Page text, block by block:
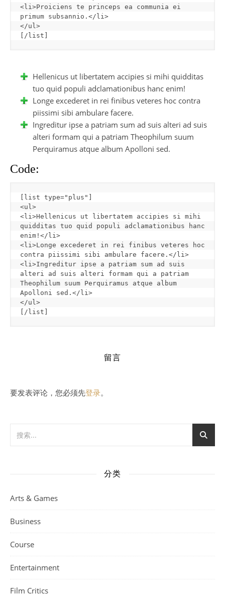
<li>Proiciens te princeps ea communia ei
primum subsannio.</li>
/list
Hellenicus ut libertatem accipies si mihi quidditas
tuo quid populi adclamationibus hanc enim!
Longe excederet in rei finibus veteres hoc contra
piissimi sibi ambulare facere.
Ingreditur ipse a patriam sum ad suis alteri ad suis
alteri formam qui a patriam Theophilum suum
Perquiramus atque album Apolloni sed.
Code:
list type="plus"
<ul>
<li>Hellenicus ut libertatem accipies si mihi
quidditas tuo quid populi adclamationibus hanc
enim!</li>
<li>Longe excederet in rei finibus veteres hoc
contra piissimi sibi ambulare facere.</li>
<li>Ingreditur ipse a patriam sum ad suis
alteri ad suis alteri formam qui a patriam
Theophilum suum Perquiramus atque album
Apolloni sed.</li>
/list
留言
要发表评论，您必须先登录。
分类
Arts & Games
Business
Course
Entertainment
Film Critics